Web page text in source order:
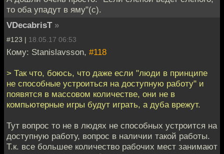
то оба упадут в яму"(c).
VDecabrisT »
#123 | 18.05.17 06:53
Кому: Stanislavsson, #118
> Так что, боюсь, что даже если "люди в принципе
не способные устроиться на доступную работу" и
появятся в массовом количестве, они не в
компьютерные игры будут играть, а дуба врежут.
Тут вопрос то не в людях не способных устроится на
доступную работу, вопрос в наличии такой работы.
Т.к. все большее количество рабочих мест занимают